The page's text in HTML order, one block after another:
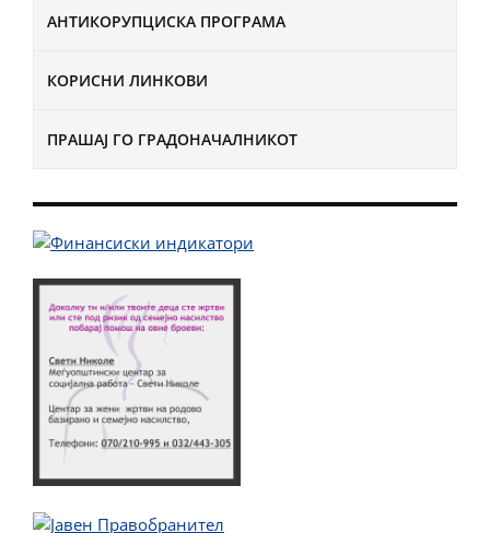
АНТИКОРУПЦИСКА ПРОГРАМА
КОРИСНИ ЛИНКОВИ
ПРАШАЈ ГО ГРАДОНАЧАЛНИКОТ